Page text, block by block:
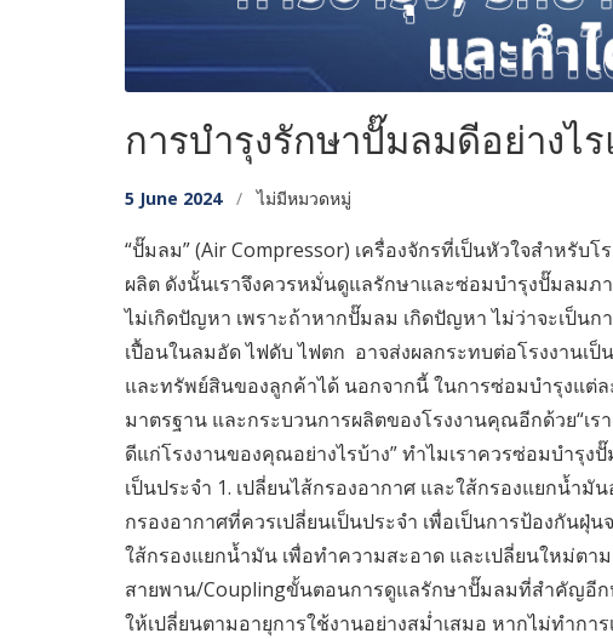
การบำรุงรักษาปั๊มลมดีอย่างไ
5 June 2024 /ไม่มีหมวดหมู่
“ปั๊มลม” (Air Compressor) เครื่องจักรที่เป็นหัวใจสำหรั
ผลิต ดังนั้นเราจึงควรหมั่นดูแลรักษาและซ่อมบำรุงปั๊มลมภ
ไม่เกิดปัญหา เพราะถ้าหากปั๊มลม เกิดปัญหา ไม่ว่าจะเป็น
เปื้อนในลมอัด ไฟดับ ไฟตก อาจส่งผลกระทบต่อโรงงานเ
และทรัพย์สินของลูกค้าได้ นอกจากนี้ ในการซ่อมบำรุงแต่
มาตรฐาน และกระบวนการผลิตของโรงงานคุณอีกด้วย“เ
ดีแก่โรงงานของคุณอย่างไรบ้าง” ทำไมเราควรซ่อมบำรุ
เป็นประจำ 1. เปลี่ยนไส้กรองอากาศ และใส้กรองแยกน้
กรองอากาศที่ควรเปลี่ยนเป็นประจำ เพื่อเป็นการป้องกันฝุ่
ใส้กรองแยกน้ำมัน เพื่อทำความสะอาด และเปลี่ยนใหม่ตา
สายพาน/Couplingขั้นตอนการดูแลรักษาปั๊มลมที่สำคัญอี
ให้เปลี่ยนตามอายุการใช้งานอย่างสม่ำเสมอ หากไม่ทำก